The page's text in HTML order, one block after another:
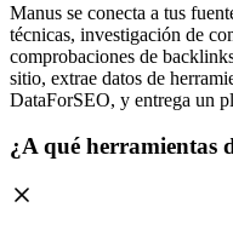
Manus se conecta a tus
técnicas, investigación de
comprobaciones de
sitio, extrae datos de
DataForSEO, y entrega un
¿A qué herramientas